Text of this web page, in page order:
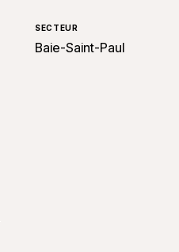
SECTEUR
Baie-Saint-Paul